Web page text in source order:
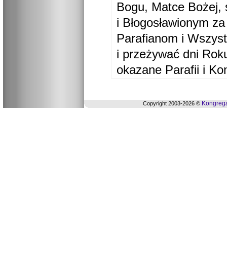
Bogu, Matce Bożej,
i Błogosławionym
Parafianom i
i przeżywać dni
okazane Parafii i
Copyright 2003-2026 ©